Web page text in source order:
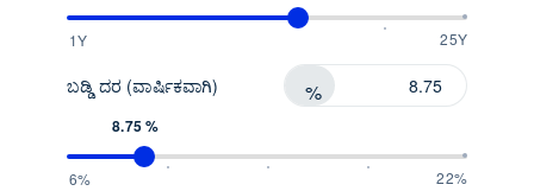
1Y 25Y
ಬಡ್ಡಿ ದರ (ವಾರ್ಷಿಕವಾಗಿ) %
8.75 %
6% 22%